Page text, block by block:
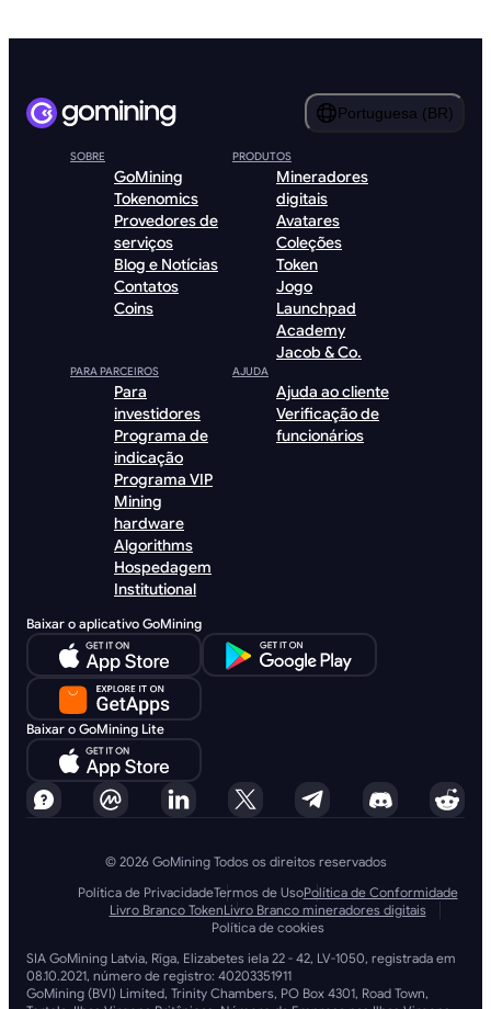
Portuguesa (BR)
SOBRE
GoMining
Tokenomics
Provedores de
serviços
Blog e Notícias
Contatos
Coins
PRODUTOS
Mineradores
digitais
Avatares
Coleções
Token
Jogo
Launchpad
Academy
Jacob & Co.
PARA PARCEIROS
Para
investidores
Programa de
indicação
Programa VIP
Mining
hardware
Algorithms
Hospedagem
Institutional
AJUDA
Ajuda ao cliente
Verificação de
funcionários
Baixar o aplicativo GoMining
Baixar o GoMining Lite
© 2026 GoMining Todos os direitos reservados
Política de PrivacidadeTermos de UsoPolítica de Conformidade
Livro Branco TokenLivro Branco mineradores digitais
Política de cookies
SIA GoMining Latvia, Rīga, Elizabetes iela 22 - 42, LV-1050, registrada em
08.10.2021, número de registro: 40203351911
GoMining (BVI) Limited, Trinity Chambers, PO Box 4301, Road Town,